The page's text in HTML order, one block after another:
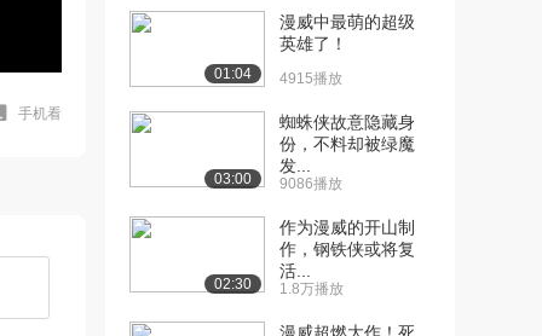
手机看
01:04
漫威中最萌的超级
英雄了！
4915播放
03:00
蜘蛛侠故意隐藏身
份，不料却被绿魔
发...
9086播放
02:30
作为漫威的开山制
作，钢铁侠或将复
活...
1.8万播放